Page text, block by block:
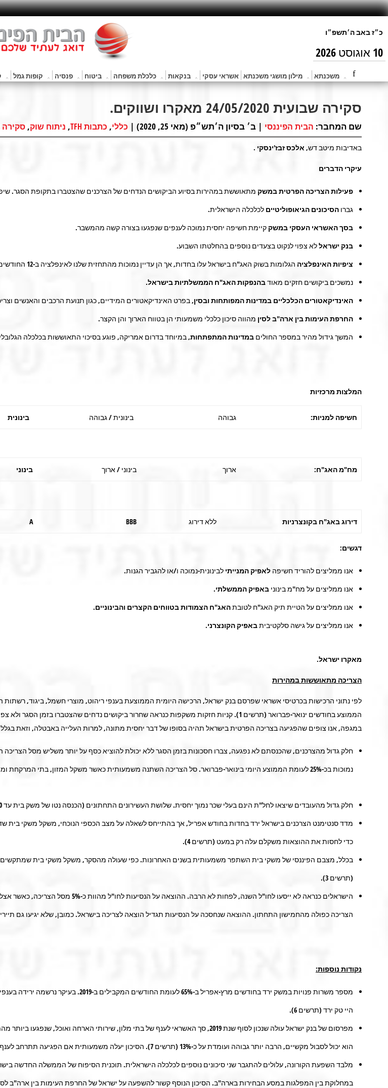
10 אוגוסט 2026
משכנתא מילון מושגי משכנתא אשראי עסקי בנקאות כלכלת משפחה ביטוח פנסיה קופות גמל
סקירה שבועית 24/05/2020 מאקרו ושווקים.
שם המחבר: הבית הפיננסי | ב׳ בסיון ה׳תש״פ (מאי 25, 2020) | כללי, כתבות TFH , ניתוח שוק, סקירה
באדיבות מיטב דש, אלכס זבז'ינסקי .
עיקרי הדברים
פעילות הצריכה הפרטית במשק מתאוששת במהירות בסיוע הביקושים הנדחים של הצרכנים שהצטברו בתקופת הסגר.
גברו הסיכונים הגיאופוליטיים לכלכלה הישראלית.
בסך האשראי העסקי במשקקיימת חשיפה יחסית נמוכה לענפים שנפגעו בצורה קשה מהמשבר.
בנק ישראללא צפוי לנקוט בצעדים נוספים בהחלטתו השבוע.
ציפיות האינפלציה הגלומות בשוק האג"ח בישראל עלו בחדות, אך הן עדיין נמוכות מהתחזית שלנו לאינפלציה ב-12 החודשים הקרובים שעלתה ל-1%.
נמשכים ביקושים חזקים מאודבהנפקות האג"ח הממשלתיות בישראל.
האינדיקאטורים הכלכליים במדינות המפותחות ובסין, בפרט האינדיקאטורים המידיים, כגון תנועת הרכבים והאנשים
החרפת העימות בין ארה"ב לסין מהווה סיכון כלכלי משמעותי הן בטווח הארוך והן הקצר.
המשך גידול מהיר במספר החולים במדינות המתפתחות, במיוחד בדרום אמריקה, פוגע בסיכוי התאוששות בכלכלה
המלצות מרכזיות
חשיפה למניות: גבוהה בינונית / גבוהה בינונית
מח"מ האג"ח: ארוך בינוני / ארוך בינוני
דירוג באג"ח בקונצרניות ללא דירוג BBB
A
דגשים:
אנו ממליצים להוריד חשיפה לאפיק המנייתי לבינונית-נמוכה ו/או להגביר הגנות.
אנו ממליצים על מח"מ בינוני באפיק הממשלתי.
אנו ממליצים על הטיית תיק האג"ח לטובתהאג"ח הצמודות בטווחים הקצרים והבינוניים.
אנו ממליצים על גישה סלקטיביתבאפיק הקונצרני.
מאקרו ישראל.
הצריכה מתאוששות במהירות
הממוצע בחודשים ינואר-פברואר (תרשים 1). קניות חזקות משקפות כנראה שחרור ביקושים נדחים
במגפה, אנו צופים שהפגיעה בצריכה הפרטית בישראל תהיה בסופו של דבר יחסית מתונה, למרות העלייה באבטלה, וזאת
חלק גדול מהצרכנים, שהכנסתם לא נפגעה, צברו חסכונות בזמן הסגר ללא יכולת להוציא כסף על יותר משליש מסל הצריכה
נמוכות בכ-25% לעומת הממוצע היומי בינואר-פברואר. סל הצריכה השתנה משמעותית כאשר משקל המזון, בתי המרקחת ומוצרי חשמל גדל לעומת התקופה לפני הסגר (תרשים 2).
חלק גדול מהעובדים שיצאו לחל"ת הינם בעלי שכר נמוך יחסית. שלושת העשירונים התחתונים (הכנסה נטו של משק בית עד 10,500 ₪) אחראים יחד רק על כ-22% מסך ההוצאה של כלל משקי בית.
מדד סנטימנט הצרכנים בישראל ירד בחדות בחודש אפריל, אך בהתייחס לשאלה על מצב הכספי הנוכחי, משקל משקי בית
כדי לחסות את ההוצאות משקלם עלה רק במעט (תרשים 4).
(תרשים 3).
הישראלים כנראה לא ייסעו לחו"ל השנה,
הצריכה כפולה מהחמישון התחתון. ההוצאה שנחסכה על הנסיעות תגדיל הוצאה לצריכה בישראל. כמובן, שלא יגיעו גם
נקודות נוספות:
היי טק ירד (תרשים 6).
הוא יכול לסבול מקשיים, הרבה יותר גבוהה ועומדת על כ-13% (תרשים 7). הסיכון יעלה משמעותית אם הפגיעה תתרחב לענף הנדל"ן והבניה שמהווים יחד כרבע מסך האשראי העסקי במשק.
מלבד השפעת הקורונה, עלולים להתגבר שני סיכונים נוספים לכלכלה הישראלית. תוכנית הסיפוח של הממשלה החדשה
במחלוקת בין המפלגות במסע הבחירות בארה"ב. הסיכון הנוסף קשור להשפעה על ישראל של החרפת העימות בין ארה"ב